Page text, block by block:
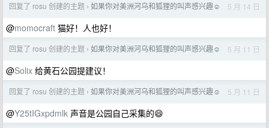
回复了 rosu 创建的主题 › 如果你对美洲河乌和狐狸的叫声感兴趣☺️ 5 月 14 日
@momocraft 猫好！人也好！
回复了 rosu 创建的主题 › 如果你对美洲河乌和狐狸的叫声感兴趣☺️ 5 月 11 日
@Solix 给黄石公园提建议！
回复了 rosu 创建的主题 › 如果你对美洲河乌和狐狸的叫声感兴趣☺️ 5 月 11 日
@Y25tIGxpdmlk 声音是公园自己采集的😄